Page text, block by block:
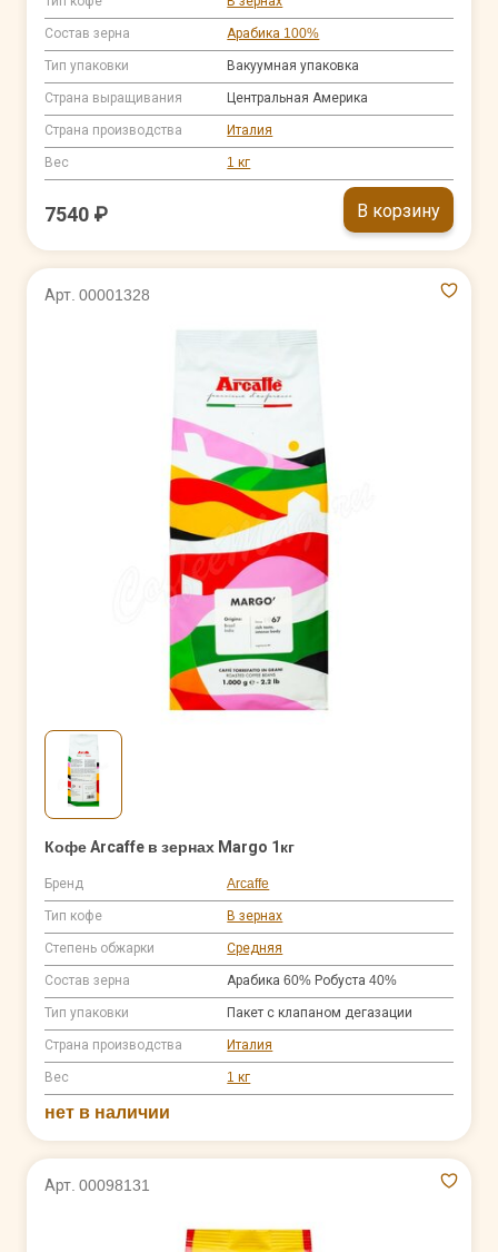
Состав зерна Арабика 100%
Тип упаковки Вакуумная упаковка
Страна выращивания Центральная Америка
Страна производства Италия
Вес 1 кг
7540 ₽ В корзину
Арт. 00001328
Кофе Arcaffe в зернах Margo 1кг
Бренд Arcaffe
Тип кофе В зернах
Степень обжарки Средняя
Состав зерна Арабика 60% Робуста 40%
Тип упаковки Пакет с клапаном дегазации
Страна производства Италия
Вес 1 кг
нет в наличии
Арт. 00098131